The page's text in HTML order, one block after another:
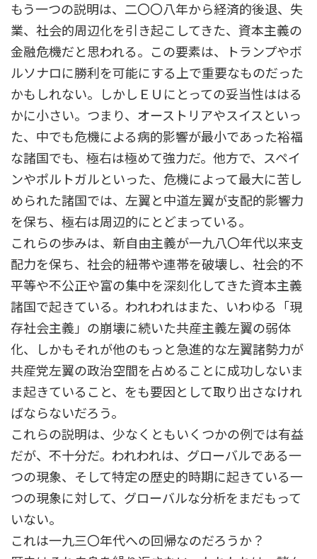
もう一つの説明は、二〇〇八年から経済的後退、失
業、社会的周辺化を引き起こしてきた、資本主義の
金融危機だと思われる。この要素は、トランプやボ
ルソナロに勝利を可能にする上で重要なものだった
かもしれない。しかしＥＵにとっての妥当性ははる
かに小さい。つまり、オーストリアやスイスといっ
た、中でも危機による病的影響が最小であった裕福
な諸国でも、極右は極めて強力だ。他方で、スペイ
ンやポルトガルといった、危機によって最大に苦し
められた諸国では、左翼と中道左翼が支配的影響力
を保ち、極右は周辺的にとどまっている。
これらの歩みは、新自由主義が一九八〇年代以来支
配力を保ち、社会的紐帯や連帯を破壊し、社会的不
平等や不公正や富の集中を深刻化してきた資本主義
諸国で起きている。われわれはまた、いわゆる「現
存社会主義」の崩壊に続いた共産主義左翼の弱体
化、しかもそれが他のもっと急進的な左翼諸勢力が
共産党左翼の政治空間を占めることに成功しないま
ま起きていること、をも要因として取り出さなけれ
ばならないだろう。
これらの説明は、少なくともいくつかの例では有益
だが、不十分だ。われわれは、グローバルである一
つの現象、そして特定の歴史的時期に起きている一
つの現象に対して、グローバルな分析をまだもって
いない。
これは一九三〇年代への回帰なのだろうか？